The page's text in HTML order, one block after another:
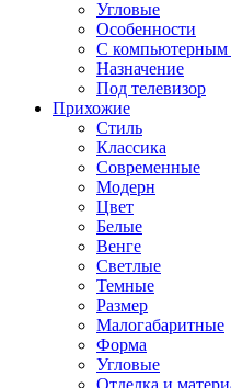
Угловые
Особенности
С компьютерным
Назначение
Под телевизор
Прихожие
Стиль
Классика
Современные
Модерн
Цвет
Белые
Венге
Светлые
Темные
Размер
Малогабаритные
Форма
Угловые
Отделка и